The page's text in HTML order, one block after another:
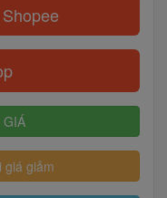
GIÁ
giá giảm